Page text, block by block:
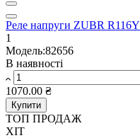
Реле напруги ZUBR R116Y
1
Модель:82656
В наявності
1070.00 ₴
Купити
ТОП ПРОДАЖ
ХІТ